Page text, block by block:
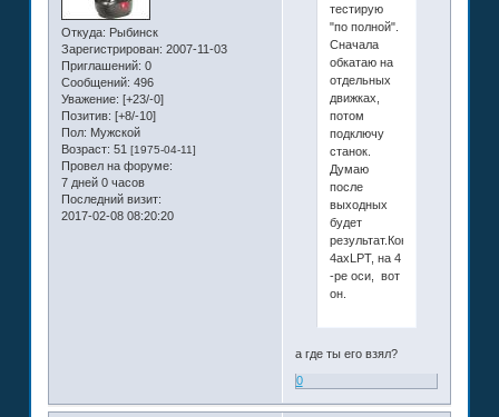
Откуда: Рыбинск
Зарегистрирован: 2007-11-03
Приглашений: 0
Сообщений: 496
Уважение: [+23/-0]
Позитив: [+8/-10]
Пол: Мужской
Возраст: 51 [1975-04-11]
Провел на форуме:
7 дней 0 часов
Последний визит:
2017-02-08 08:20:20
тестирую
"по полной".
Сначала
обкатаю на
отдельных
движках,
потом
подключу
станок.
Думаю
после
выходных
будет
результат.Контроллер
4ахLPT, на 4
-ре оси, вот
он.
а где ты его взял?
0